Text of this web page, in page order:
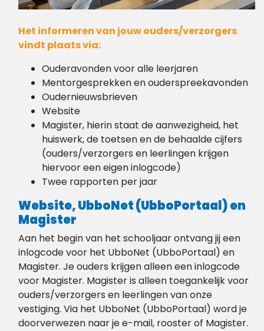
Het informeren van jouw ouders/verzorgers
vindt plaats via:
Ouderavonden voor alle leerjaren
Mentorgesprekken en ouderspreekavonden
Oudernieuwsbrieven
Website
Magister, hierin staat de aanwezigheid, het
huiswerk, de toetsen en de behaalde cijfers
(ouders/verzorgers en leerlingen krijgen
hiervoor een eigen inlogcode)
Twee rapporten per jaar
Website, UbboNet (UbboPortaal) en
Magister
Aan het begin van het schooljaar ontvang jij een
inlogcode voor het UbboNet (UbboPortaal) en
Magister. Je ouders krijgen alleen een inlogcode
voor Magister. Magister is alleen toegankelijk voor
ouders/verzorgers en leerlingen van onze
vestiging. Via het UbboNet (UbboPortaal) word je
doorverwezen naar je e-mail, rooster of Magister.